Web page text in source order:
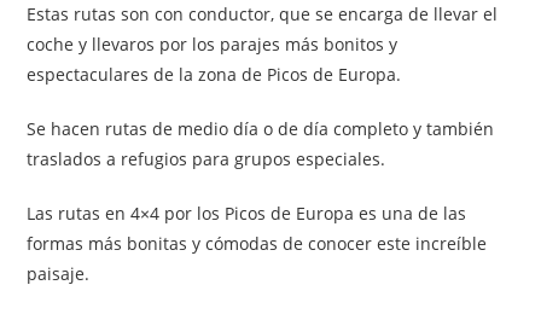
Estas rutas son con conductor, que se encarga de llevar el
coche y llevaros por los parajes más bonitos y
espectaculares de la zona de Picos de Europa.
Se hacen rutas de medio día o de día completo y también
traslados a refugios para grupos especiales.
Las rutas en 4×4 por los Picos de Europa es una de las
formas más bonitas y cómodas de conocer este increíble
paisaje.